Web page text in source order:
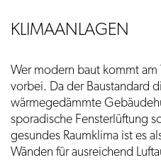
KLIMAANLAGEN
Wer modern baut kommt am
vorbei. Da der Baustandard
wärmegedämmte
sporadische Fensterlüftung
gesundes Raumklima ist es
Wänden für ausreichend